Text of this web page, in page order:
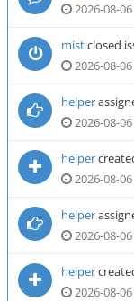
2026-08-
mistclosed
2026-08-
helper
2026-08-
helper
2026-08-
helper
2026-08-
helper
2026-08-